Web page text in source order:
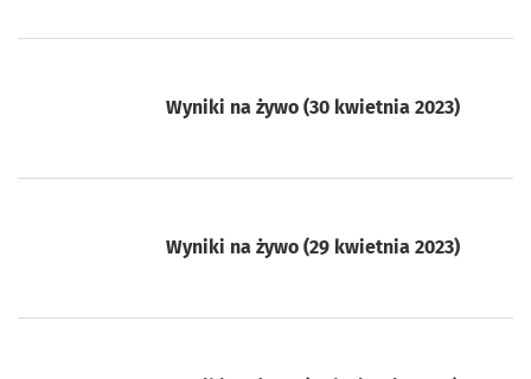
Wyniki na żywo (30 kwietnia 2023)
Wyniki na żywo (29 kwietnia 2023)